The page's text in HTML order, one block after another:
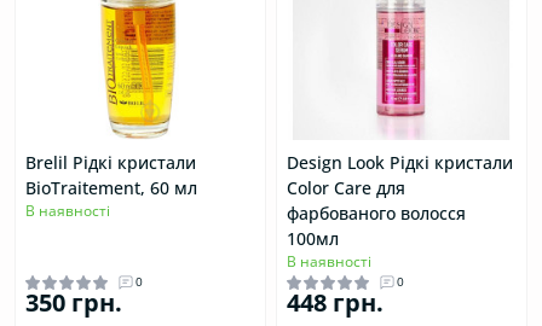
Brelil Рiдкi кристали
BioTraitement, 60 мл
В наявності
0
350 грн.
Design Look Рідкі кристали
Color Care для
фарбованого волосся
100мл
В наявності
0
448 грн.